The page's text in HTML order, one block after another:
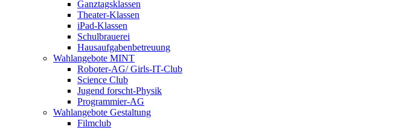
Ganztagsklassen
Theater-Klassen
iPad-Klassen
Schulbrauerei
Hausaufgabenbetreuung
Wahlangebote MINT
Roboter-AG/ Girls-IT-Club
Science Club
Jugend forscht-Physik
Programmier-AG
Wahlangebote Gestaltung
Filmclub